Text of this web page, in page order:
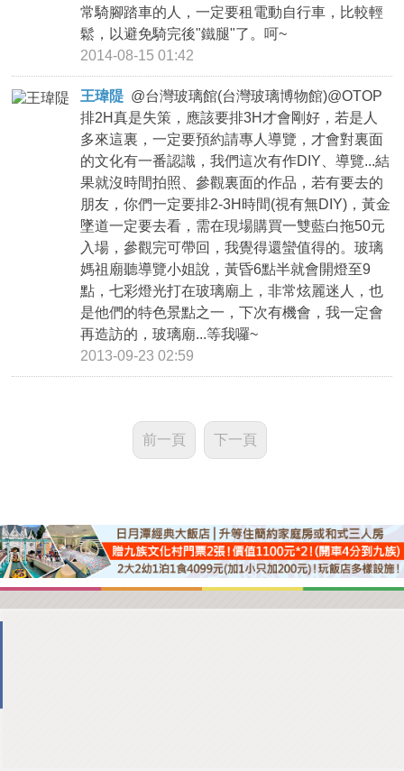
常騎腳踏車的人，一定要租電動自行車，比較輕
鬆，以避免騎完後"鐵腿"了。呵~
2014-08-15 01:42
王瑋隄 @台灣玻璃館(台灣玻璃博物館)@OTOP
排2H真是失策，應該要排3H才會剛好，若是人
多來這裏，一定要預約請專人導覽，才會對裏面
的文化有一番認識，我們這次有作DIY、導覽...結
果就沒時間拍照、參觀裏面的作品，若有要去的
朋友，你們一定要排2-3H時間(視有無DIY)，黃金
墜道一定要去看，需在現場購買一雙藍白拖50元
入場，參觀完可帶回，我覺得還蠻值得的。玻璃
媽祖廟聽導覽小姐說，黃昏6點半就會開燈至9
點，七彩燈光打在玻璃廟上，非常炫麗迷人，也
是他們的特色景點之一，下次有機會，我一定會
再造訪的，玻璃廟...等我囉~
2013-09-23 02:59
前一頁 下一頁